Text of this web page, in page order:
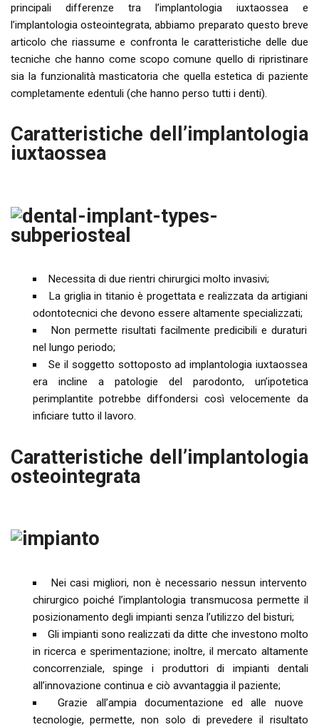
principali differenze tra l’implantologia iuxtaossea e
l’implantologia osteointegrata, abbiamo preparato questo breve
articolo che riassume e confronta le caratteristiche delle due
tecniche che hanno come scopo comune quello di ripristinare
sia la funzionalità masticatoria che quella estetica di paziente
completamente edentuli (che hanno perso tutti i denti).
Caratteristiche dell’implantologia
iuxtaossea
Necessita di due rientri chirurgici molto invasivi;
La griglia in titanio è progettata e realizzata da artigiani
odontotecnici che devono essere altamente specializzati;
Non permette risultati facilmente predicibili e duraturi
nel lungo periodo;
Se il soggetto sottoposto ad implantologia iuxtaossea
era incline a patologie del parodonto, un’ipotetica
perimplantite potrebbe diffondersi così velocemente da
inficiare tutto il lavoro.
Caratteristiche dell’implantologia
osteointegrata
Nei casi migliori, non è necessario nessun intervento
chirurgico poiché l’implantologia transmucosa permette il
posizionamento degli impianti senza l’utilizzo del bisturi;
Gli impianti sono realizzati da ditte che investono molto
in ricerca e sperimentazione; inoltre, il mercato altamente
concorrenziale, spinge i produttori di impianti dentali
all’innovazione continua e ciò avvantaggia il paziente;
Grazie all’ampia documentazione ed alle nuove
tecnologie, permette, non solo di prevedere il risultato